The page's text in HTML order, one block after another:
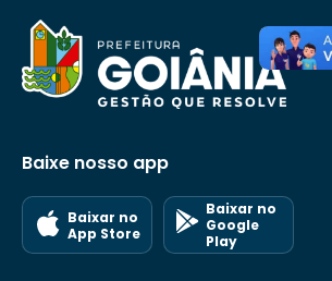
Baixe nosso app
Baixar no
App Store
Baixar no
Google
Play